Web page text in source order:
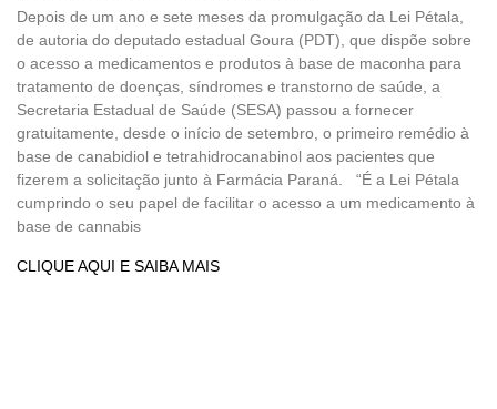
Depois de um ano e sete meses da promulgação da Lei Pétala,
de autoria do deputado estadual Goura (PDT), que dispõe sobre
o acesso a medicamentos e produtos à base de maconha para
tratamento de doenças, síndromes e transtorno de saúde, a
Secretaria Estadual de Saúde (SESA) passou a fornecer
gratuitamente, desde o início de setembro, o primeiro remédio à
base de canabidiol e tetrahidrocanabinol aos pacientes que
fizerem a solicitação junto à Farmácia Paraná. “É a Lei Pétala
cumprindo o seu papel de facilitar o acesso a um medicamento à
base de cannabis
CLIQUE AQUI E SAIBA MAIS